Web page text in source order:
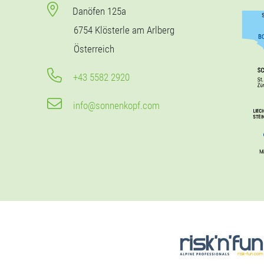
Danöfen 125a
6754 Klösterle am Arlberg
Österreich
+43 5582 2920
info@sonnenkopf.com